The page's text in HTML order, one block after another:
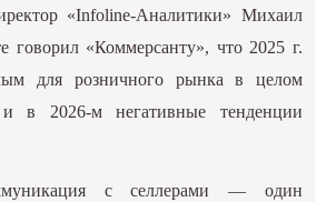
«Infoline-Аналитики» Михаил
говорил «Коммерсанту», что 2025 г.
для розничного рынка в целом
в 2026-м негативные тенденции
с селлерами — один